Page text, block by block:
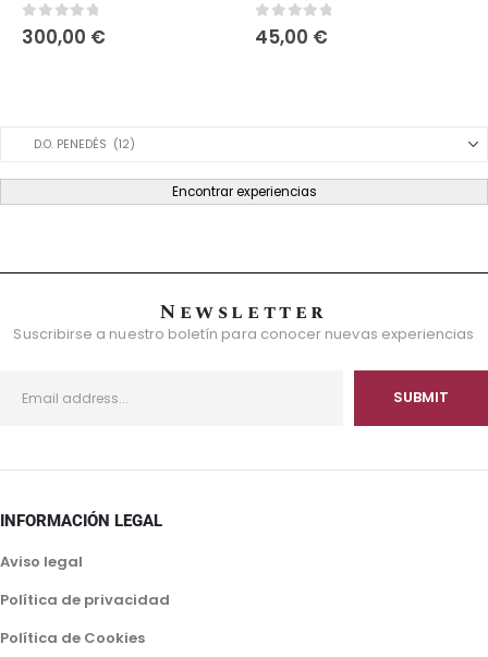
0out of 5
300,00 € 0out of 5
45,00 €
Product Category Dropdown
Encontrar experiencias
Newsletter
Suscribirse a nuestro boletín para conocer nuevas experiencias
INFORMACIÓN LEGAL
Aviso legal
Política de privacidad
Política de Cookies